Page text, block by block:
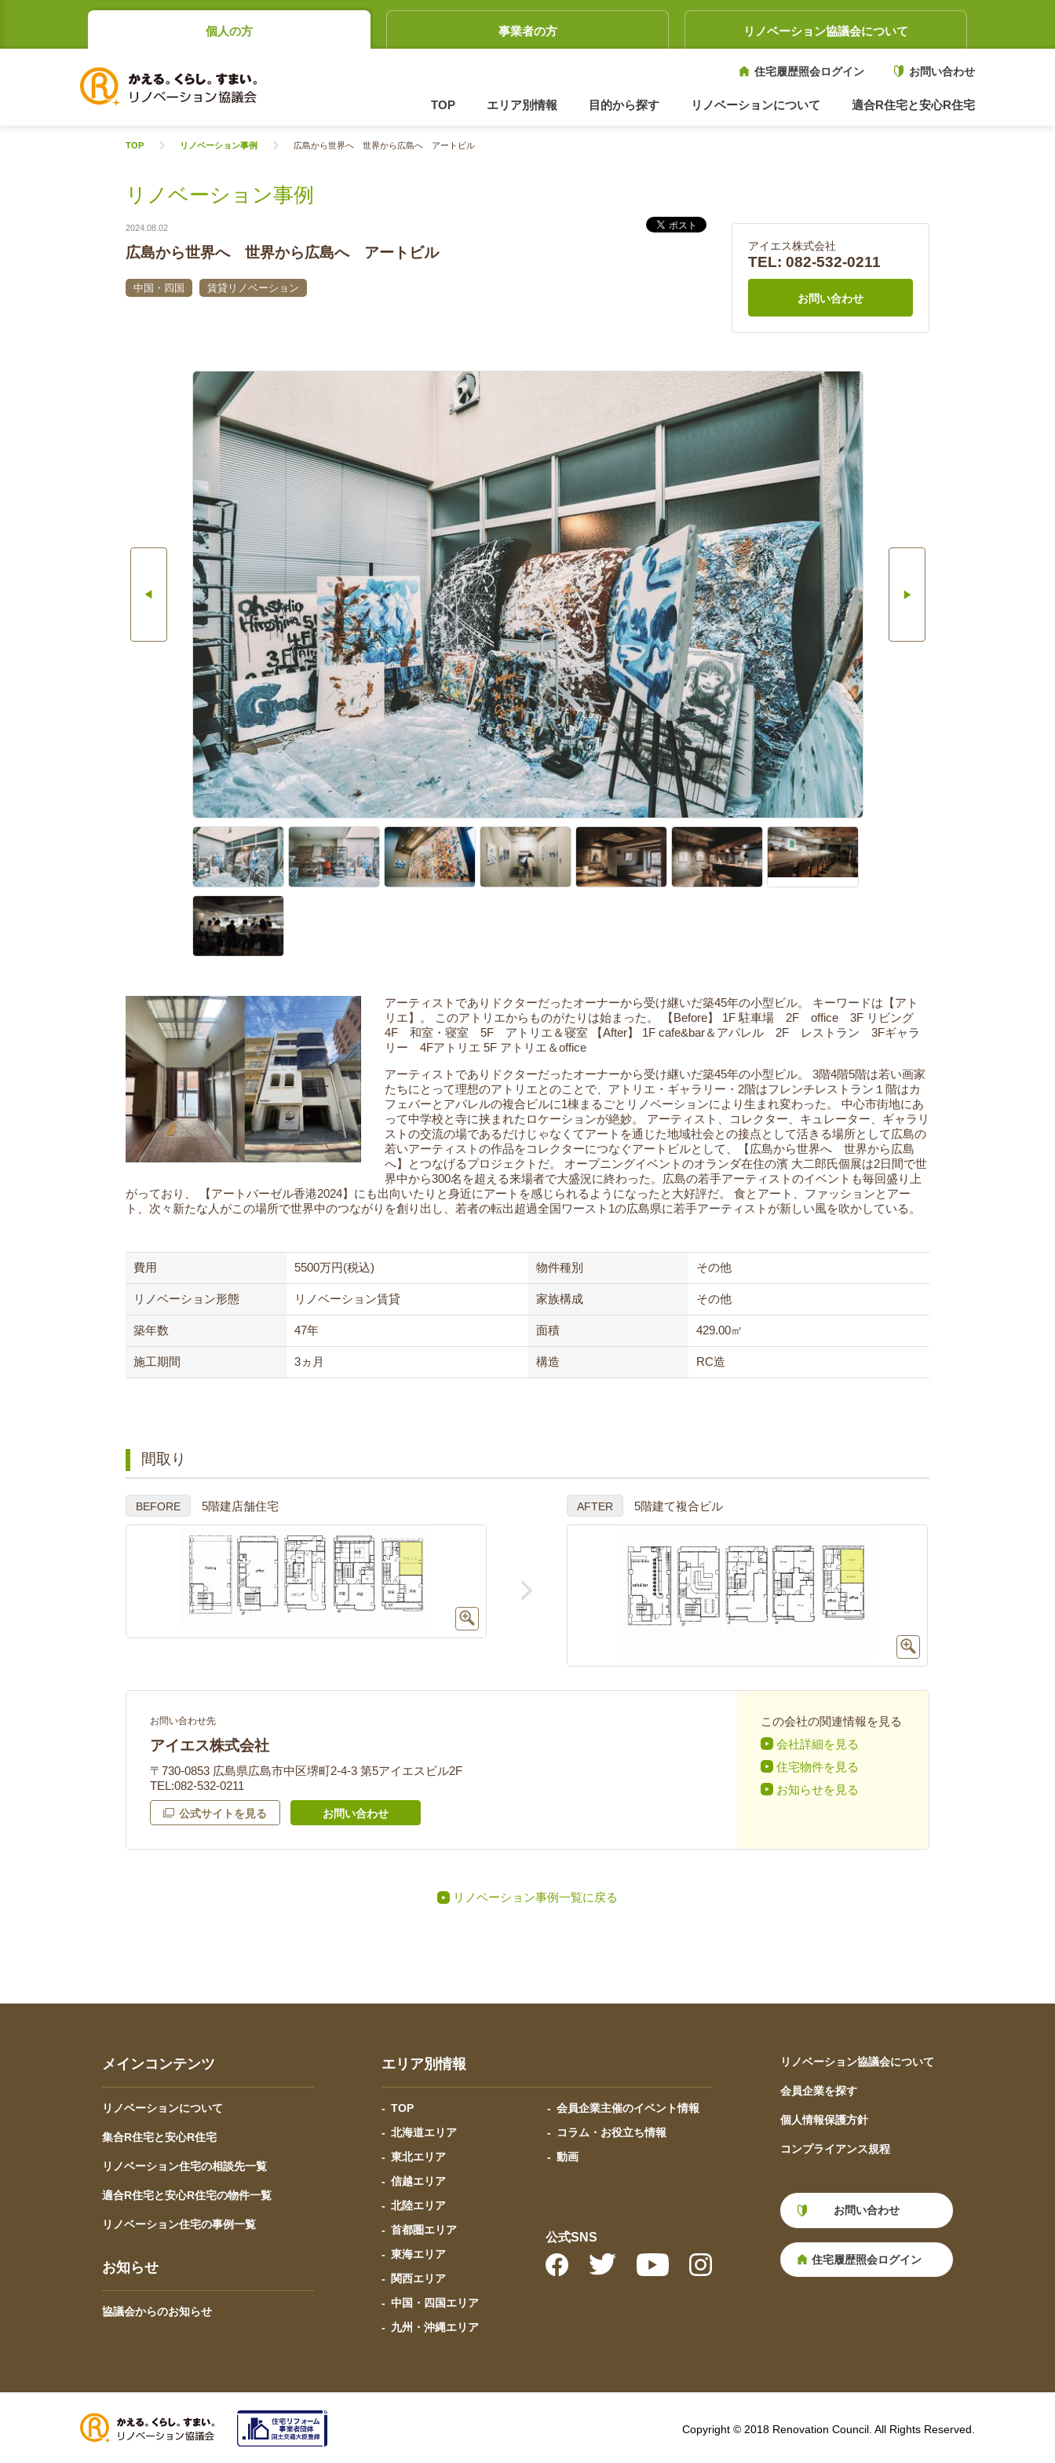
個人の方 事業者の方 リノベーション協議会について
住宅履歴照会ログイン お問い合わせ
TOP エリア別情報 目的から探す リノベーションについて 適合R住宅と安心R住宅
TOP リノベーション事例 広島から世界へ 世界から広島へ アートビル
リノベーション事例
2024.08.02
広島から世界へ 世界から広島へ アートビル
中国・四国 賃貸リノベーション
アイエス株式会社
TEL: 082-532-0211
お問い合わせ
アーティストでありドクターだったオーナーから受け継いだ築45年の小型ビル。
キーワードは【アト
リエ】。
このアトリエからものがたりは始まった。 【Before】
1F 駐車場 2F office 3F リビング
4F 和室・寝室 5F アトリエ＆寝室 【After】 1F cafe&bar＆アパレル 2F レストラン 3Fギャラ
リー 4Fアトリエ 5F アトリエ＆office
アーティストでありドクターだったオーナーから受け継いだ築45年の小型ビル。
3階4階5階は若い画家
たちにとって理想のアトリエとのことで、アトリエ・ギャラリー・2階はフレンチレストラン１階はカ
フェバーとアパレルの複合ビルに1棟まるごとリノベーションにより生まれ変わった。
中心市街地にあ
って中学校と寺に挟まれたロケーションが絶妙。
アーティスト、コレクター、キュレーター、ギャラリ
ストの交流の場であるだけじゃなくてアートを通じた地域社会との接点として活きる場所として広島の
若いアーティストの作品をコレクターにつなぐアートビルとして、【広島から世界へ 世界から広島
へ】とつなげるプロジェクトだ。
オープニングイベントのオランダ在住の濱 大二郎氏個展は2日間で世
界中から300名を超える来場者で大盛況に終わった。広島の若手アーティストのイベントも毎回盛り上
がっており、
【アートバーゼル香港2024】にも出向いたりと身近にアートを感じられるようになったと大好評だ。
食とアート、ファッションとアー
ト、次々新たな人がこの場所で世界中のつながりを創り出し、若者の転出超過全国ワースト1の広島県に若手アーティストが新しい風を吹かしている。
費用 5500万円(税込) 物件種別 その他
リノベーション形態 リノベーション賃貸 家族構成 その他
築年数 47年 面積 429.00㎡
施工期間 3ヵ月 構造 RC造
間取り
BEFORE 5階建店舗住宅 AFTER 5階建て複合ビル
お問い合わせ先
アイエス株式会社
〒730-0853 広島県広島市中区堺町2-4-3 第5アイエスビル2F
TEL:082-532-0211
公式サイトを見る お問い合わせ
この会社の関連情報を見る
会社詳細を見る
住宅物件を見る
お知らせを見る
リノベーション事例一覧に戻る
メインコンテンツ
リノベーションについて
集合R住宅と安心R住宅
リノベーション住宅の相談先一覧
適合R住宅と安心R住宅の物件一覧
リノベーション住宅の事例一覧
お知らせ
協議会からのお知らせ
エリア別情報
TOP
北海道エリア
東北エリア
信越エリア
北陸エリア
首都圏エリア
東海エリア
関西エリア
中国・四国エリア
九州・沖縄エリア
会員企業主催のイベント情報
コラム・お役立ち情報
動画
リノベーション協議会について
会員企業を探す
個人情報保護方針
コンプライアンス規程
お問い合わせ
住宅履歴照会ログイン
公式SNS
Copyright © 2018 Renovation Council. All Rights Reserved.